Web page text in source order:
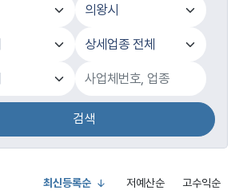
검색
최신등록순 저예산순 고수익순